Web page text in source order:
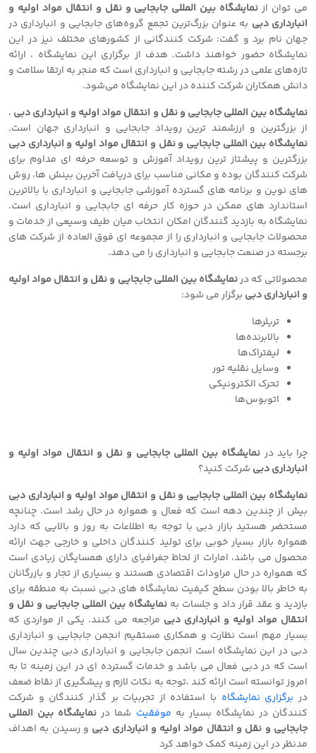
می توان از نمایشگاه بین المللی جابجایی و نقل و انتقال مواد اولیه و
انبارداری دبی به عنوان بزرگ‌ترین تجمع گروه‌های جابجایی و انبارداری در
جهان نام برد و گفت: شرکت کنندگانی از کشورهای مختلف نیز در این
نمایشگاه حضور خواهند داشت. هدف از برگزاری این نمایشگاه ، ارائه
تازه‌های علمی در رشته جابجایی و انبارداری است که منجر به ارتقا سلامت و
دانش همکاران شرکت کننده در این نمایشگاه می‌شود.
نمایشگاه بین المللی جابجایی و نقل و انتقال مواد اولیه و انبارداری دبی ،
از بزرگترین و ارزشمند ترین رویداد جابجایی و انبارداری جهان است.
نمایشگاه بین المللی جابجایی و نقل و انتقال مواد اولیه و انبارداری دبی
بزرگترین و پیشتاز ترین رویداد آموزش و توسعه حرفه ای مداوم برای
شرکت کنندگان بوده و مکانی مناسب برای دریافت آخرین بینش ها، روش
های نوین و برنامه های گسترده آموزشی جابجایی و انبارداری با بالاترین
استاندارد های ممکن در حوزه کار حرفه ای جابجایی و انبارداری است.
نمایشگاه به بازدید گنندگان امکان انتخاب میان طیف وسیعی از خدمات و
محصولات جابجایی و انبارداری را از مجموعه ای فوق العاده از شرکت های
برجسته در صنعت جابجایی و انبارداری را می دهد.
محصولاتی که درنمایشگاه بین المللی جابجایی و نقل و انتقال مواد اولیه
و انبارداری دبی برگزار می شود:
تریلرها
بالابرنده‌ها
لیفتراک‌ها
وسایل نقلیه تور
تحرک الکترونیکی
اتوبوس‌ها
چرا باید در نمایشگاه بین المللی جابجایی و نقل و انتقال مواد اولیه و
انبارداری دبی شرکت کنید؟
نمایشگاه بین المللی جابجایی و نقل و انتقال مواد اولیه و انبارداری دبی
بیش از چندین دهه است که فعال و همواره در حال رشد است. چنانچه
مستحضر هستید بازار دبی با توجه به اطلاعات به روز و بالایی که دارد
همواره بازار بسیار خوبی برای تولید کنندگان داخلی و خارجی جهت ارائه
محصول می باشد، امارات از لحاظ جغرافیای دارای همسایگان زیادی است
که همواره در حال مراودات اقتصادی هستند و بسیاری از تجار و بازرگانان
به خاطر بالا بودن سطح کیفیت نمایشگاه های دبی نسبت به منطقه برای
بازدید و عقد قرار داد و جلسات به نمایشگاه بین المللی جابجایی و نقل و
انتقال مواد اولیه و انبارداری دبی مراجعه می کنند. یکی از مواردی که
بسیار مهم است نظارت و همکاری مستقیم انجمن جابجایی و انبارداری
دبی در این نمایشگاه است انجمن جابجایی و انبارداری دبی چندین سال
است که در دبی فعال می باشد و خدمات گسترده ای در این زمینه تا به
امروز توانسته است ارائه کند ،توجه به نکات لازم و پیشگیری از نقاط ضعف
در برگزاری نمایشگاه با استفاده از تجربیات بر گذار کنندگان و شرکت
کنندگان در نمایشگاه بسیار به موفقیت شما در نمایشگاه بین المللی
جابجایی و نقل و انتقال مواد اولیه و انبارداری دبی و رسیدن به اهداف
مدنظر در این زمینه کمک خواهد کرد